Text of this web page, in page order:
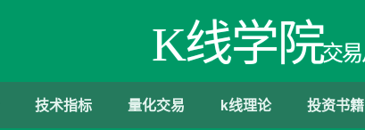
K线学院交
技术指标 量化交易 k线理论 投资书籍